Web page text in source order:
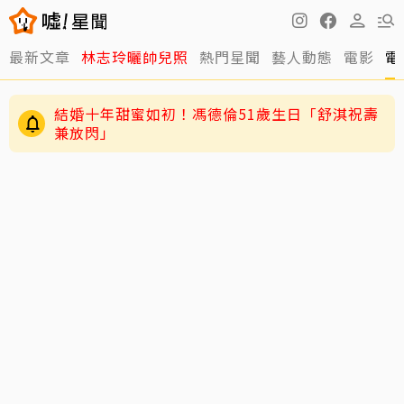
最新文章 林志玲曬帥兒照 熱門星聞 藝人動態 電影
結婚十年甜蜜如初！馮德倫51歲生日「舒淇祝壽
兼放閃」